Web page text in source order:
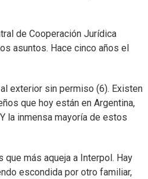
de Cooperación Jurídica
asuntos. Hace cinco años el
exterior sin permiso (6). Existen
que hoy están en Argentina,
la inmensa mayoría de estos
más aqueja a Interpol. Hay
escondida por otro familiar,